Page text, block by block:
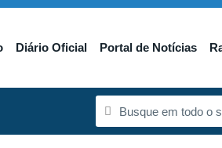
Diário Oficial Portal de Notícias